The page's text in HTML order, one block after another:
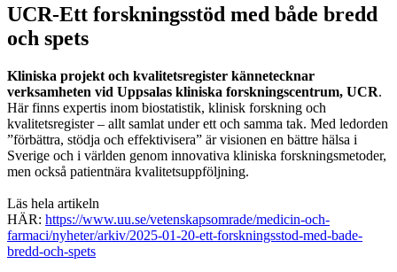
UCR-Ett forskningsstöd med både bredd
och spets
Kliniska projekt och kvalitetsregister kännetecknar
verksamheten vid Uppsalas kliniska forskningscentrum, UCR.
Här finns expertis inom biostatistik, klinisk forskning och
kvalitetsregister – allt samlat under ett och samma tak. Med ledorden
”förbättra, stödja och effektivisera” är visionen en bättre hälsa i
Sverige och i världen genom innovativa kliniska forskningsmetoder,
men också patientnära kvalitetsuppföljning.
Läs hela artikeln
HÄR: https://www.uu.se/vetenskapsomrade/medicin-och-
farmaci/nyheter/arkiv/2025-01-20-ett-forskningsstod-med-bade-
bredd-och-spets